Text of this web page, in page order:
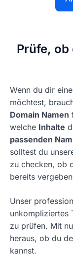
Prüfe, ob
Wenn du dir
möchtest,
Domain Namen
welche Inhalte
passenden
solltest du
zu checken, ob
bereits
Unser
unkompliziertes
zu prüfen. Mit
heraus, ob du
kannst.